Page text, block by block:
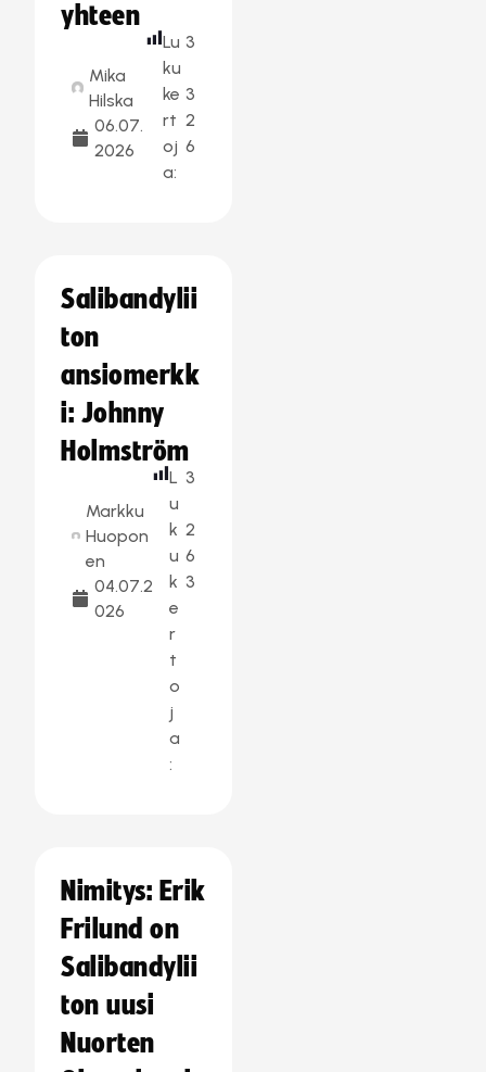
yhteen
Mika
Hilska
06.07.
2026
Lu
ku
ke
rt
oj
a:
3
3
2
6
Salibandylii
ton
ansiomerkk
i: Johnny
Holmström
Markku
Huopon
en
04.07.2
026
L
u
k
u
k
e
r
t
o
j
a
:
3
2
6
3
Nimitys: Erik
Frilund on
Salibandylii
ton uusi
Nuorten